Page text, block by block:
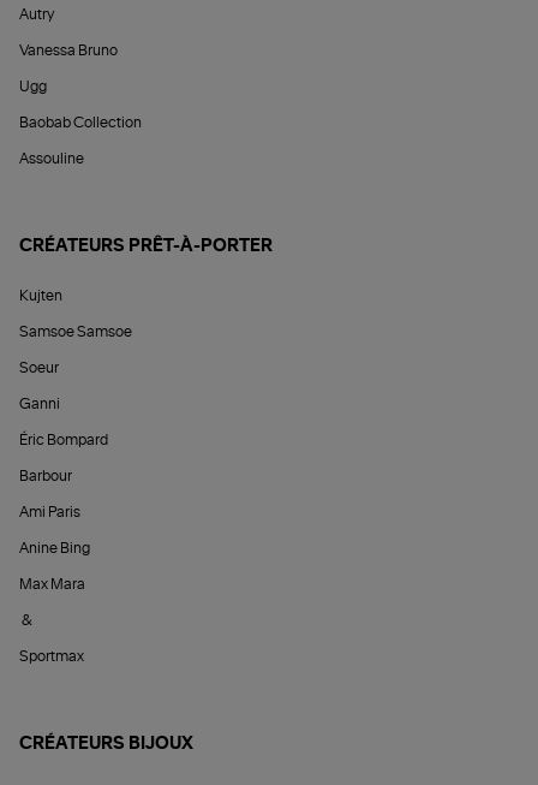
Autry
Vanessa Bruno
Ugg
Baobab Collection
Assouline
CRÉATEURS PRÊT-À-PORTER
Kujten
Samsoe Samsoe
Soeur
Ganni
Éric Bompard
Barbour
Ami Paris
Anine Bing
Max Mara
&
Sportmax
CRÉATEURS BIJOUX